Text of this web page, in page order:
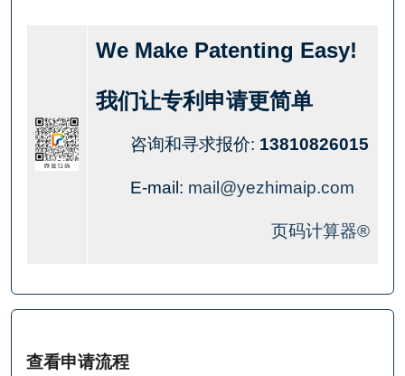
We Make Patenting Easy!
我们让专利申请更简单
咨询和寻求报价: 13810826015
E-mail: mail@yezhimaip.com
页码计算器®
查看申请流程